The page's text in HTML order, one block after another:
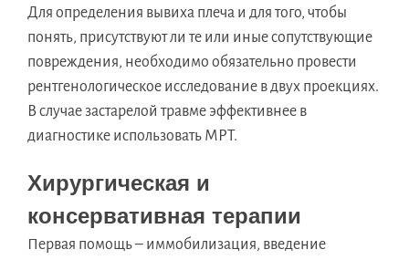
Для определения вывиха плеча и для того, чтобы
понять, присутствуют ли те или иные сопутствующие
повреждения, необходимо обязательно провести
рентгенологическое исследование в двух проекциях.
В случае застарелой травме эффективнее в
диагностике использовать МРТ.
Хирургическая и
консервативная терапии
Первая помощь – иммобилизация, введение